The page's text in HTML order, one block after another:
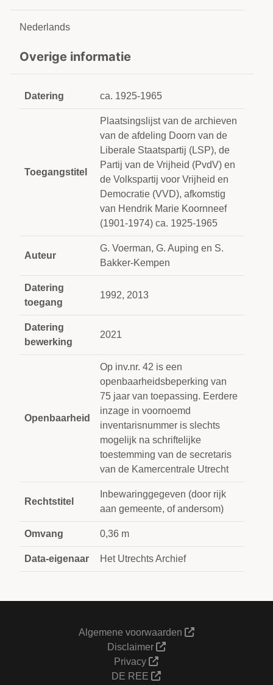
Nederlands
Overige informatie
Datering ca. 1925-1965
Toegangstitel
Plaatsingslijst van de archieven
van de afdeling Doorn van de
Liberale Staatspartij (LSP), de
Partij van de Vrijheid (PvdV) en
de Volkspartij voor Vrijheid en
Democratie (VVD), afkomstig
van Hendrik Marie Koornneef
(1901-1974) ca. 1925-1965
Auteur
G. Voerman, G. Auping en S.
Bakker-Kempen
Datering
toegang
1992, 2013
Datering
bewerking
2021
Openbaarheid
Op inv.nr. 42 is een
openbaarheidsbeperking van
75 jaar van toepassing. Eerdere
inzage in voornoemd
inventarisnummer is slechts
mogelijk na schriftelijke
toestemming van de secretaris
van de Kamercentrale Utrecht
Rechtstitel
Inbewaringgegeven (door rijk
aan gemeente, of andersom)
Omvang 0,36 m
Data-eigenaar Het Utrechts Archief
Algemene voorwaarden
Disclaimer
Privacy
DE REE